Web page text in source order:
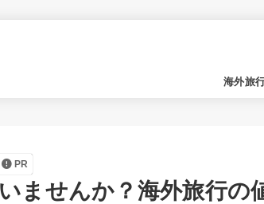
海外旅
PR
ませんか？海外旅行の